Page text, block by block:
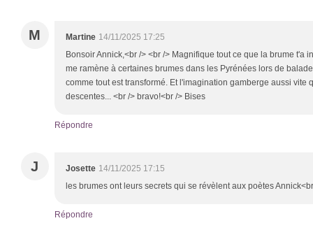
M Martine 14/11/2025 17:25
Bonsoir Annick,<br /> <br /> Magnifique tout ce que la brume t'a
me ramène à certaines brumes dans les Pyrénées lors de
comme tout est transformé. Et l'imagination gamberge aussi vite
descentes... <br /> bravo!<br /> Bises
Répondre
J Josette 14/11/2025 17:15
les brumes ont leurs secrets qui se révèlent aux poètes
Répondre